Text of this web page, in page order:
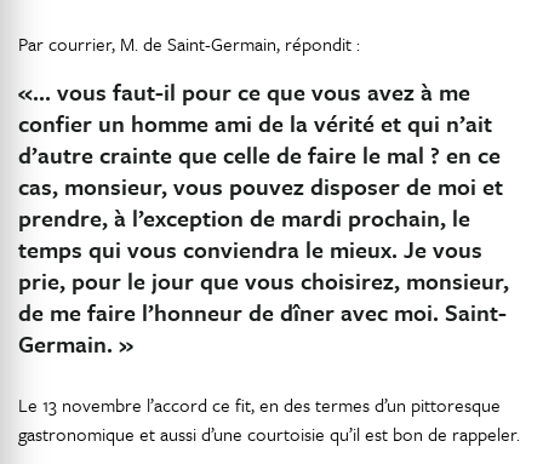
Par courrier, M. de Saint-Germain, répondit :
«… vous faut-il pour ce que vous avez à me
confier un homme ami de la vérité et qui n’ait
d’autre crainte que celle de faire le mal ? en ce
cas, monsieur, vous pouvez disposer de moi et
prendre, à l’exception de mardi prochain, le
temps qui vous conviendra le mieux. Je vous
prie, pour le jour que vous choisirez, monsieur,
de me faire l’honneur de dîner avec moi. Saint-
Germain. »
Le 13 novembre l’accord ce fit, en des termes d’un pittoresque
gastronomique et aussi d’une courtoisie qu’il est bon de rappeler.